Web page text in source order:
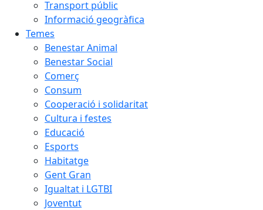
Transport públic
Informació geogràfica
Temes
Benestar Animal
Benestar Social
Comerç
Consum
Cooperació i solidaritat
Cultura i festes
Educació
Esports
Habitatge
Gent Gran
Igualtat i LGTBI
Joventut